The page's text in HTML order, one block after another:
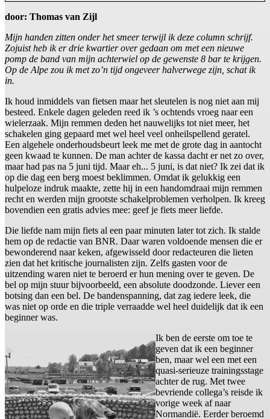
door: Thomas van Zijl
Mijn handen zitten onder het smeer terwijl ik deze column schrijf.
Zojuist heb ik er drie kwartier over gedaan om met een nieuwe
pomp de band van mijn achterwiel op de gewenste 8 bar te krijgen.
Op de Alpe zou ik met zo’n tijd ongeveer halverwege zijn, schat ik
in.
Ik houd inmiddels van fietsen maar het sleutelen is nog niet aan mij
besteed. Enkele dagen geleden reed ik ’s ochtends vroeg naar een
wielerzaak. Mijn remmen deden het nauwelijks tot niet meer, het
schakelen ging gepaard met wel heel veel onheilspellend geratel.
Een algehele onderhoudsbeurt leek me met de grote dag in aantocht
geen kwaad te kunnen. De man achter de kassa dacht er net zo over,
maar had pas na 5 juni tijd. Maar eh... 5 juni, is dat niet? Ik zei dat ik
op die dag een berg moest beklimmen. Omdat ik gelukkig een
hulpeloze indruk maakte, zette hij in een handomdraai mijn remmen
recht en werden mijn grootste schakelproblemen verholpen. Ik kreeg
bovendien een gratis advies mee: geef je fiets meer liefde.
Die liefde nam mijn fiets al een paar minuten later tot zich. Ik stalde
hem op de redactie van BNR. Daar waren voldoende mensen die er
bewonderend naar keken, afgewisseld door redacteuren die lieten
zien dat het kritische journalisten zijn. Zelfs gasten voor de
uitzending waren niet te beroerd er hun mening over te geven. De
bel op mijn stuur bijvoorbeeld, een absolute doodzonde. Liever een
botsing dan een bel. De bandenspanning, dat zag iedere leek, die
was niet op orde en die triple verraadde wel heel duidelijk dat ik een
beginner was.
Ik ben de eerste om toe te
geven dat ik een beginner
ben, maar wel een met een
quasi-serieuze trainingsstage
achter de rug. Met twee
bevriende collega’s reisde ik
vorige week af naar
Normandië. Eerder beroemd